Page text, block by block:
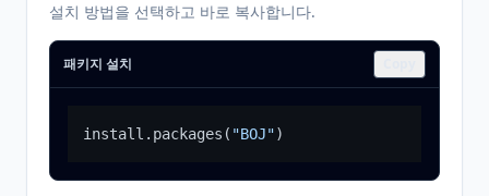
설치 방법을 선택하고 바로 복사합니다.
패키지 설치
install.packages ( "BOJ")